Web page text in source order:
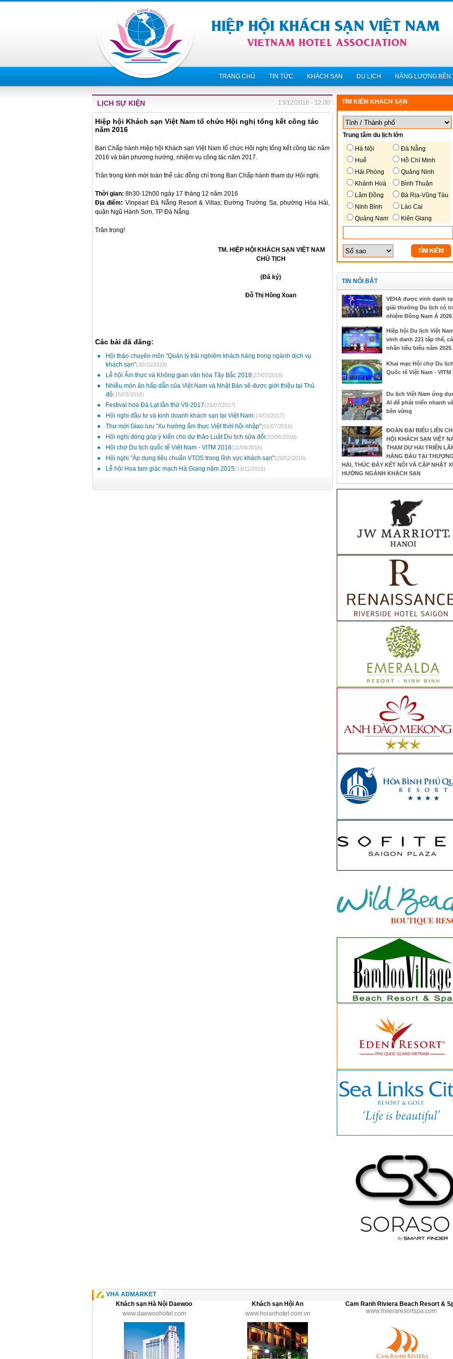
TRANG CHỦ TIN TỨC KHÁCH SẠN DU LỊCH NĂNG LƯỢNG BỀN
LỊCH SỰ KIỆN 13/12/2016 - 12:00
Hiệp hội Khách sạn Việt Nam tổ chức Hội nghị tổng kết công tác
năm 2016
Ban Chấp hành Hiệp hội Khách sạn Việt Nam tổ chức Hội nghị tổng kết công tác năm
2016 và bàn phương hướng, nhiệm vụ công tác năm 2017.
Trân trọng kính mời toàn thể các đồng chí trong Ban Chấp hành tham dự Hội nghị.
Thời gian: 8h30-12h00 ngày 17 tháng 12 năm 2016
Địa điểm: Vinpearl Đà Nẵng Resort & Villas; Đường Trường Sa, phường Hòa Hải,
quận Ngũ Hành Sơn, TP Đà Nẵng.
Trân trọng!
TM. HIỆP HỘI KHÁCH SẠN VIỆT NAM
CHỦ TỊCH
(Đã ký)
Đỗ Thị Hồng Xoan
Các bài đã đăng:
Hội thảo chuyên môn "Quản lý trải nghiệm khách hàng trong ngành dịch vụ
khách sạn"(30/10/2018)
Lễ hội Ẩm thực và Không gian văn hóa Tây Bắc 2018(27/07/2018)
Nhiều món ăn hấp dẫn của Việt Nam và Nhật Bản sẽ được giới thiệu tại Thủ
đô(15/03/2018)
Festival hoa Đà Lạt lần thứ VII-2017(25/07/2017)
Hội nghị đầu tư và kinh doanh khách sạn tại Việt Nam(14/03/2017)
Thư mời Giao lưu "Xu hướng ẩm thực Việt thời hội nhập"(01/07/2016)
Hội nghị đóng góp ý kiến cho dự thảo Luật Du lịch sửa đổi(20/06/2016)
Hội chợ Du lịch quốc tế Việt Nam - VITM 2016(11/04/2016)
Hội nghị "Áp dụng tiêu chuẩn VTOS trong lĩnh vực khách sạn"(29/02/2016)
Lễ hội Hoa tam giác mạch Hà Giang năm 2015(13/11/2015)
TÌM KIẾM KHÁCH SẠN
Trung tâm du lịch lớn
Hà Nội
Đà Nẵng
Huế
Hồ Chí Minh
Hải Phòng
Quảng Ninh
Khánh Hoà
Bình Thuận
Lâm Đồng
Bà Rịa-Vũng Tàu
Ninh Bình
Lào Cai
Quảng Nam
Kiên Giang
TIN NỔI BẬT
VEHA được vinh danh
giải thưởng Du lịch có
nhiệm Đông Nam Á 2026
Hiệp hội Du lịch Việt
vinh danh 221 tập thể, cá
nhân tiêu biểu năm 2025
Khai mạc Hội chợ Du
Quốc tế Việt Nam - VITM
Du lịch Việt Nam ứng
AI để phát triển nhanh và
bền vững
ĐOÀN ĐẠI BIỂU LIÊN
HỘI KHÁCH SẠN VIỆT
THAM DỰ HAI TRIỂN
HÀNG ĐẦU TẠI
HẢI, THÚC ĐẨY KẾT NỐI VÀ CẬP NHẬT
HƯỚNG NGÀNH KHÁCH SẠN
VHA ADMARKET
Khách sạn Hà Nội Daewoo
www.daewoohotel.com
Khách sạn Hội An
www.hoianhotel.com.vn
Cam Ranh Riviera Beach Resort &
www.rivieraresortspa.com